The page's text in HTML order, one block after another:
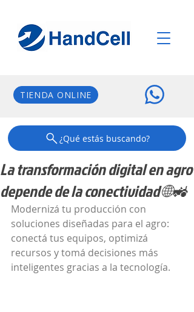
TIENDA ONLINE
¿Qué estás buscando?
La transformación digital en agro
depende de la conectividad 🌐🚜
Modernizá tu producción con
soluciones diseñadas para el agro:
conectá tus equipos, optimizá
recursos y tomá decisiones más
inteligentes gracias a la tecnología.